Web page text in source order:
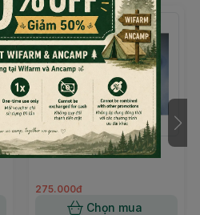
độ cao cũng như không bị
sử dụng ở điều kiện băng
sử dụng. Có bao vải đi kèm.
phù hợp mang đi làm, đi du
lợi mang đi bất cứ đâu, ăn
thói quen sử dụng.
Thớt gỗ xuất EU
275.000đ
Chọn mua